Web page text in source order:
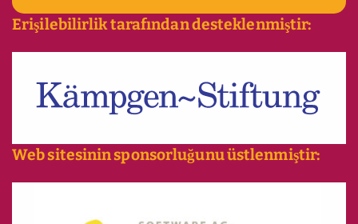
Erişilebilirlik tarafından desteklenmiştir:
Web sitesinin sponsorluğunu üstlenmiştir: